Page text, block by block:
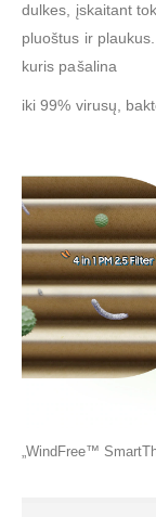
dulkes, įskaitant
pluoštus ir
kuris pašalina
iki 99% virusų,
„WindFree™